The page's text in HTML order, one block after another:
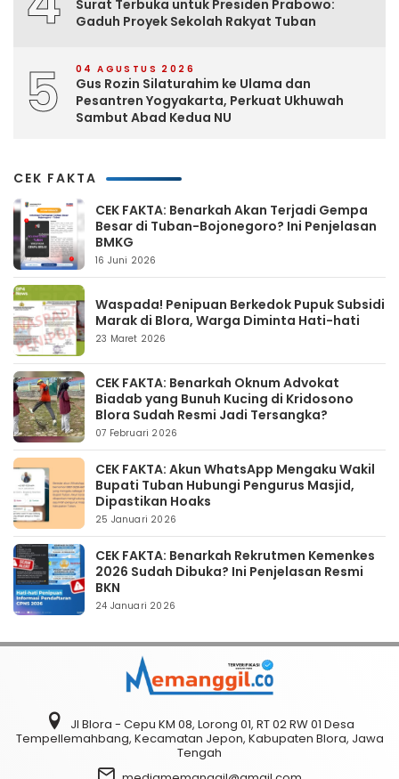
Surat Terbuka untuk Presiden Prabowo:
Gaduh Proyek Sekolah Rakyat Tuban
5 04 AGUSTUS 2026
Gus Rozin Silaturahim ke Ulama dan
Pesantren Yogyakarta, Perkuat Ukhuwah
Sambut Abad Kedua NU
CEK FAKTA
CEK FAKTA: Benarkah Akan Terjadi Gempa
Besar di Tuban-Bojonegoro? Ini Penjelasan
BMKG
16 Juni 2026
Waspada! Penipuan Berkedok Pupuk Subsidi
Marak di Blora, Warga Diminta Hati-hati
23 Maret 2026
CEK FAKTA: Benarkah Oknum Advokat
Biadab yang Bunuh Kucing di Kridosono
Blora Sudah Resmi Jadi Tersangka?
07 Februari 2026
CEK FAKTA: Akun WhatsApp Mengaku Wakil
Bupati Tuban Hubungi Pengurus Masjid,
Dipastikan Hoaks
25 Januari 2026
CEK FAKTA: Benarkah Rekrutmen Kemenkes
2026 Sudah Dibuka? Ini Penjelasan Resmi
BKN
24 Januari 2026
Jl Blora - Cepu KM 08, Lorong 01, RT 02 RW 01 Desa
Tempellemahbang, Kecamatan Jepon, Kabupaten Blora, Jawa
Tengah